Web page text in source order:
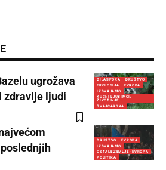
DIJASPORA
DRUŠTVO
EKOLOGIJA
EVROPA
IZDVAJAMO
KUĆNI LJUBIMCI/
ŽIVOTINJE
ŠVAJCARSKA
ugrožava
zdravlje ljudi
DRUŠTVO
EVROPA
IZDVAJAMO
OSTALE ZEMLJE - EVROPA
POLITIKA